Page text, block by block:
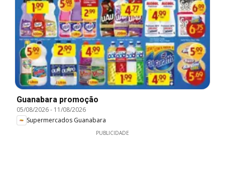
Guanabara promoção
05/08/2026- 11/08/2026
Supermercados Guanabara
PUBLICIDADE